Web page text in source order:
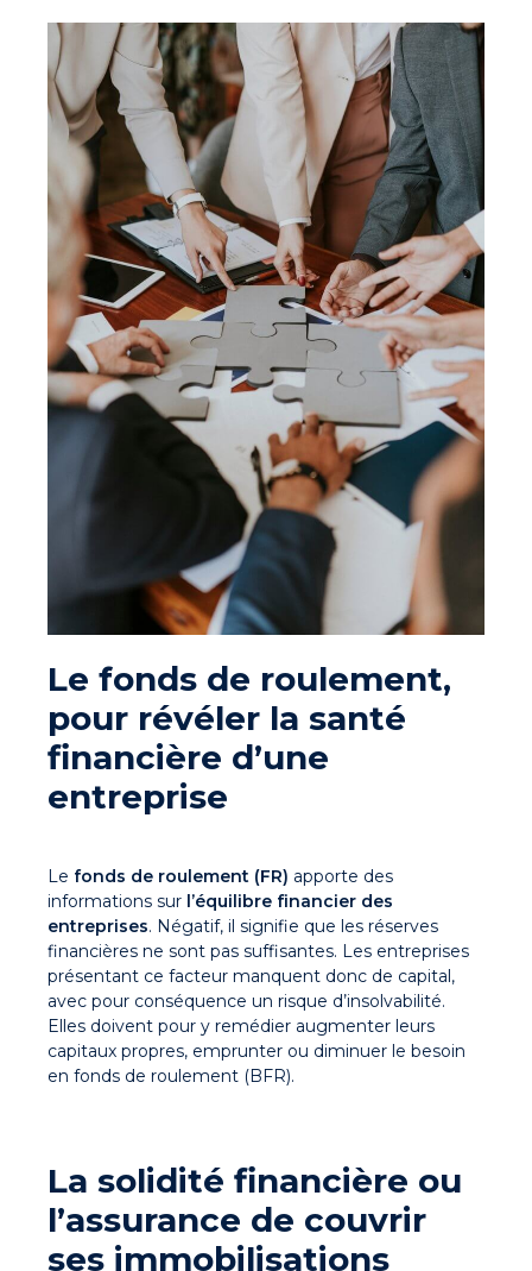
Le fonds de roulement,
pour révéler la santé
financière d’une
entreprise
Le fonds de roulement (FR) apporte des
informations sur l’équilibre financier des
entreprises. Négatif, il signifie que les réserves
financières ne sont pas suffisantes. Les entreprises
présentant ce facteur manquent donc de capital,
avec pour conséquence un risque d’insolvabilité.
Elles doivent pour y remédier augmenter leurs
capitaux propres, emprunter ou diminuer le besoin
en fonds de roulement (BFR).
La solidité financière ou
l’assurance de couvrir
ses immobilisations